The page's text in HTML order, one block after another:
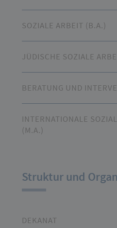
SOZIALE ARBEIT (B.A.)
JÜDISCHE SOZIALE
BERATUNG UND
INTERNATIONALE
(M.A.)
Struktur und
DEKANAT